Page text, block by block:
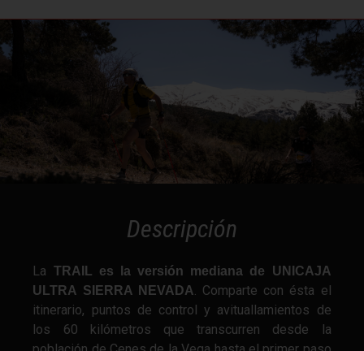
Descripción
La TRAIL es la versión mediana de UNICAJA
ULTRA SIERRA NEVADA
. Comparte con ésta el
itinerario, puntos de control y avituallamientos de
los 60 kilómetros que transcurren desde la